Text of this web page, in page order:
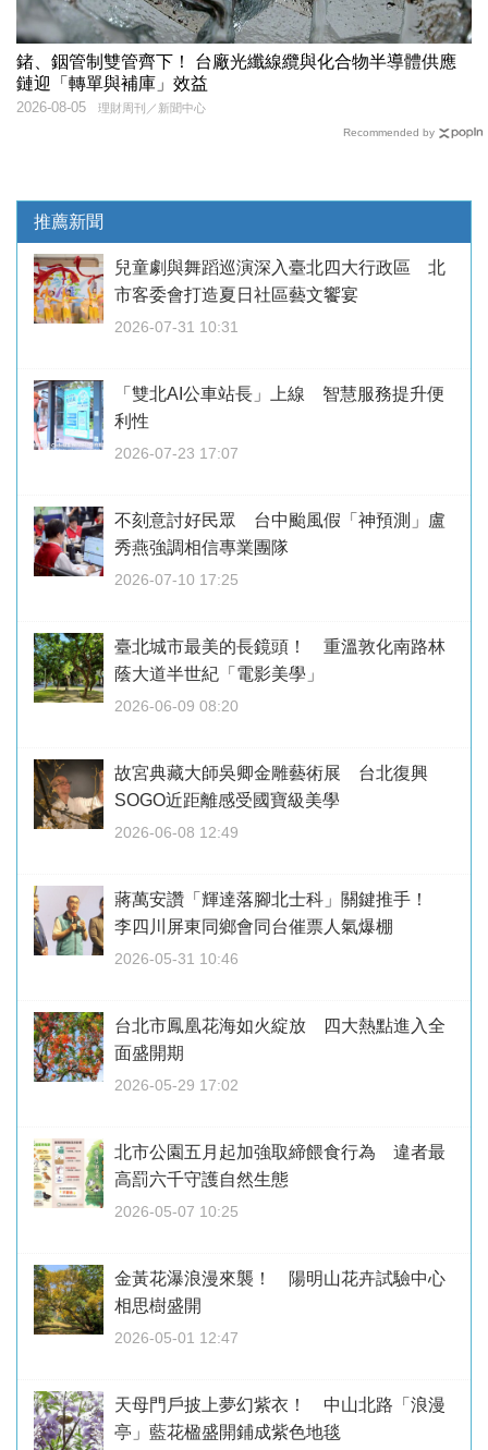
鍺、銦管制雙管齊下！ 台廠光纖線纜與化合物半導體供應
鏈迎「轉單與補庫」效益
理財周刊／新聞中心
2026-08-05
Recommended by
推薦新聞
兒童劇與舞蹈巡演深入臺北四大行政區 北
市客委會打造夏日社區藝文饗宴
2026-07-31 10:31
「雙北AI公車站長」上線 智慧服務提升便
利性
2026-07-23 17:07
不刻意討好民眾 台中颱風假「神預測」盧
秀燕強調相信專業團隊
2026-07-10 17:25
臺北城市最美的長鏡頭！ 重溫敦化南路林
蔭大道半世紀「電影美學」
2026-06-09 08:20
故宮典藏大師吳卿金雕藝術展 台北復興
SOGO近距離感受國寶級美學
2026-06-08 12:49
蔣萬安讚「輝達落腳北士科」關鍵推手！
李四川屏東同鄉會同台催票人氣爆棚
2026-05-31 10:46
台北市鳳凰花海如火綻放 四大熱點進入全
面盛開期
2026-05-29 17:02
北市公園五月起加強取締餵食行為 違者最
高罰六千守護自然生態
2026-05-07 10:25
金黃花瀑浪漫來襲！ 陽明山花卉試驗中心
相思樹盛開
2026-05-01 12:47
天母門戶披上夢幻紫衣！ 中山北路「浪漫
亭」藍花楹盛開鋪成紫色地毯